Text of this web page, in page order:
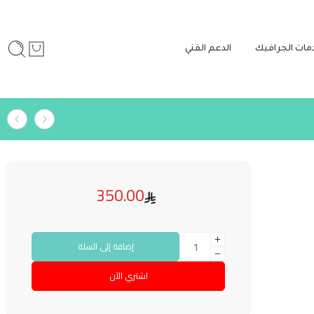
الجرافيك الدعم الفني
350.00
إضافة إلى السلة
اشتري الآن